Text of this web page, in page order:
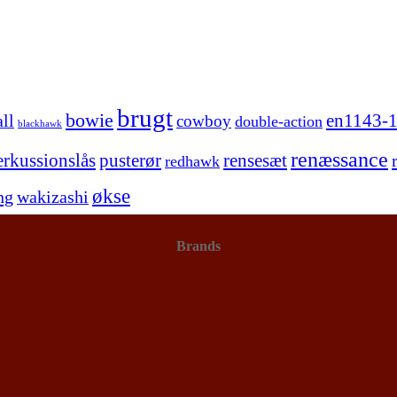
blackhawk bowie brugtcowboy double-action en1143-
pusterør redhawk rensesætrenæssance
wakizashi økse
Brands